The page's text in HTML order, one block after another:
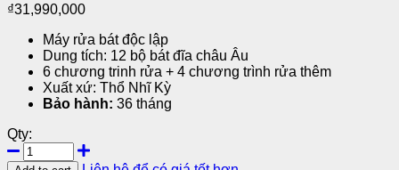
₫31,990,000
Máy rửa bát độc lập
Dung tích: 12 bộ bát đĩa châu Âu
6 chương trinh rửa + 4 chương trình rửa thêm
Xuất xứ: Thổ Nhĩ Kỳ
Bảo hành: 36 tháng
Qty: